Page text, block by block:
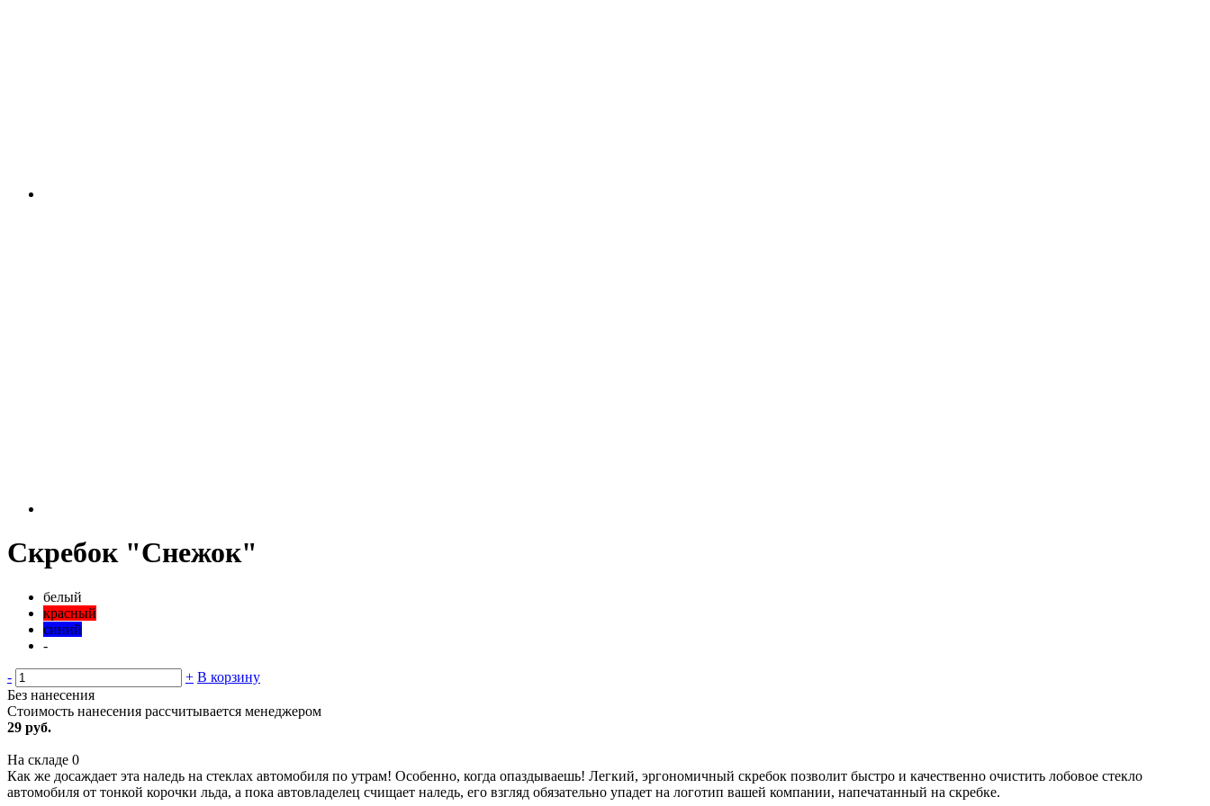
Скребок "Снежок"
белый
красный
синий
-
- + В корзину
Без нанесения
Стоимость нанесения рассчитывается менеджером
29 руб.
На складе 0
Как же досаждает эта наледь на стеклах автомобиля по утрам! Особенно, когда опаздываешь! Легкий, эргономичный скребок позволит быстро и качественно очистить лобовое стекло
автомобиля от тонкой корочки льда, а пока автовладелец счищает наледь, его взгляд обязательно упадет на логотип вашей компании, напечатанный на скребке.